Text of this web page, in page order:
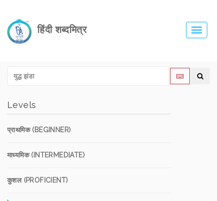
हिंदी शब्दमित्र
Levels
प्राथमिक (BEGINNER)
माध्यमिक (INTERMEDIATE)
कुशल (PROFICIENT)